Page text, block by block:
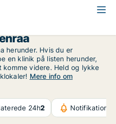
herunder. Hvis du er
en klinik på listen herunder,
videre. Held og lykke
Mere info om
24h2